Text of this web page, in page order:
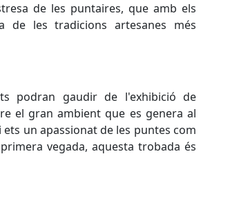
de les puntaires, que amb els
de les tradicions artesanes més
podran gaudir de l'exhibició de
el gran ambient que es genera al
un apassionat de les puntes com
vegada, aquesta trobada és